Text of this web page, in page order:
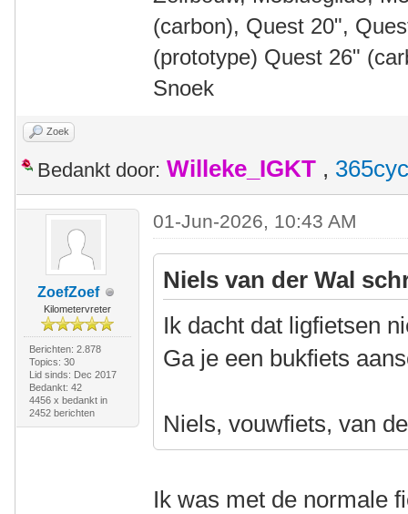
(carbon), Quest 20",
(prototype) Quest 26"
Snoek
Zoek
Bedankt door: Willeke_IGKT ,
ZoefZoef
Kilometervreter
Berichten: 2.878
Topics: 30
Lid sinds: Dec 2017
Bedankt: 42
4456 x bedankt in
2452 berichten
01-Jun-2026, 10:43 AM
Niels van der Wal
Ik dacht dat ligfietsen
Ga je een bukfiets
Niels, vouwfiets, van
Ik was met de normale